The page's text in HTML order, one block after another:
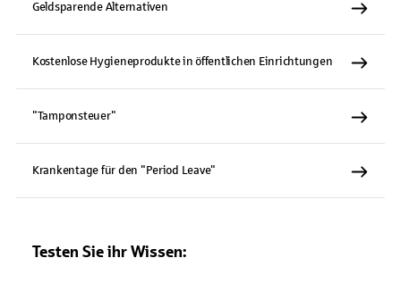
Geldsparende Alternativen
Kostenlose Hygieneprodukte in öffentlichen Einrichtungen
"Tamponsteuer"
Krankentage für den "Period Leave"
Testen Sie ihr Wissen: